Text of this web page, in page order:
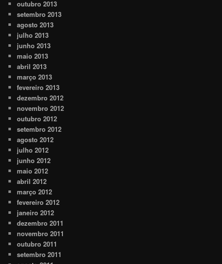
outubro 2013
setembro 2013
agosto 2013
julho 2013
junho 2013
maio 2013
abril 2013
março 2013
fevereiro 2013
dezembro 2012
novembro 2012
outubro 2012
setembro 2012
agosto 2012
julho 2012
junho 2012
maio 2012
abril 2012
março 2012
fevereiro 2012
janeiro 2012
dezembro 2011
novembro 2011
outubro 2011
setembro 2011